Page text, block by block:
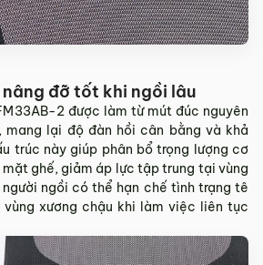
nâng đỡ tốt khi ngồi lâu
2 được làm từ mút đúc nguyên
lại độ đàn hồi cân bằng và khả
trúc này giúp phân bổ trọng lượng cơ
ghế, giảm áp lực tập trung tại vùng
người ngồi có thể hạn chế tình trạng tê
vùng xương chậu khi làm việc liên tục